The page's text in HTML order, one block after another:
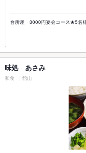
台所屋 3000円宴会コース★5名
味処 あさみ
和食 館山